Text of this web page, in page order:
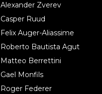
Alexander Zverev
Casper Ruud
Felix Auger-Aliassime
Roberto Bautista Agut
Matteo Berrettini
Gael Monfils
Roger Federer